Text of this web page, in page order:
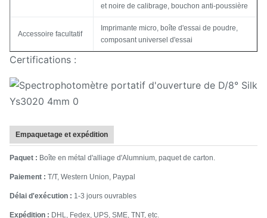
et noire de calibrage, bouchon anti-poussière
Accessoire facultatif
Imprimante micro, boîte d'essai de poudre,
composant universel d'essai
Certifications :
Empaquetage et expédition
Paquet : Boîte en métal d'alliage d'Alumnium, paquet de carton.
Paiement : T/T, Western Union, Paypal
Délai d'exécution : 1-3 jours ouvrables
Expédition : DHL, Fedex, UPS, SME, TNT, etc.